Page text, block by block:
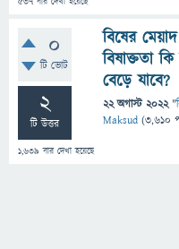
0
টি ভোট
2
টি উত্তর
1,639 বার দেখা হয়েছে
বিষের
বিষাক্ততা
বেড়ে যাবে?
22 অগাস্ট 2022 "
Maksud (3,610